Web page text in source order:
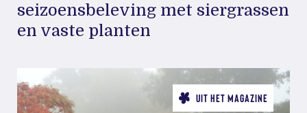
seizoensbeleving met siergrassen
en vaste planten
UIT HET MAGAZINE